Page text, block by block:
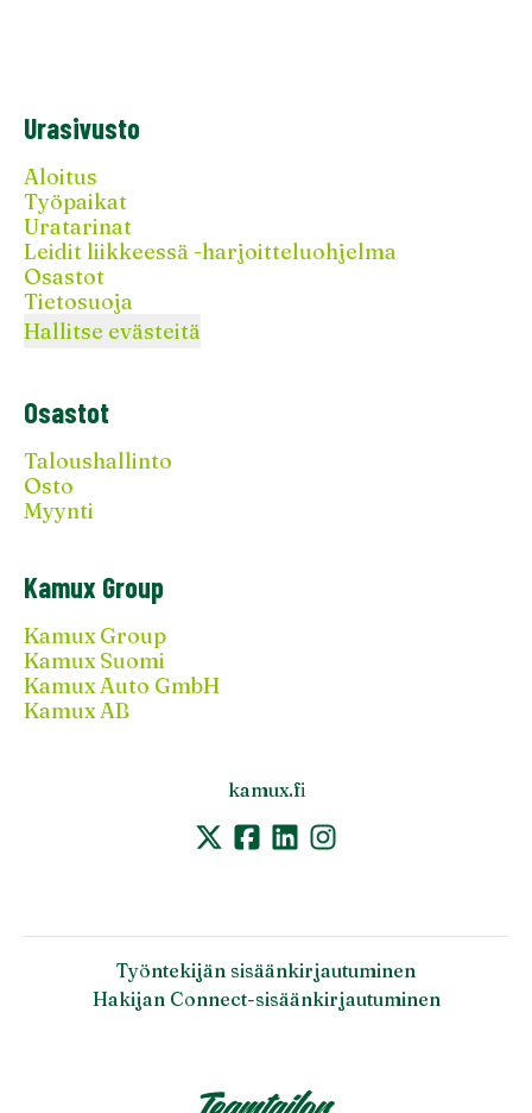
Urasivusto
Aloitus
Työpaikat
Uratarinat
Leidit liikkeessä -harjoitteluohjelma
Osastot
Tietosuoja
Hallitse evästeitä
Osastot
Taloushallinto
Osto
Myynti
Kamux Group
Kamux Group
Kamux Suomi
Kamux Auto GmbH
Kamux AB
kamux.fi
Työntekijän sisäänkirjautuminen
Hakijan Connect-sisäänkirjautuminen